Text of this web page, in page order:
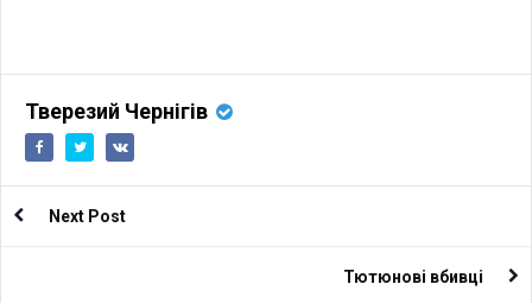
Тверезий Чернігів
Next Post
Тютюнові вбивці